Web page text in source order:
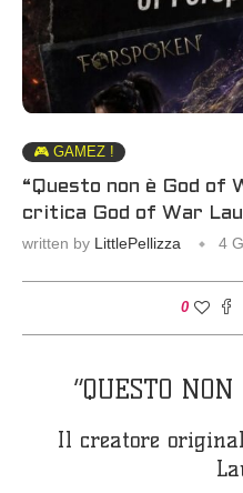
🎮 GAMEZ !
“Questo non è God of
critica God of War
written by LittlePellizza 4
0
“QUESTO
Il creatore